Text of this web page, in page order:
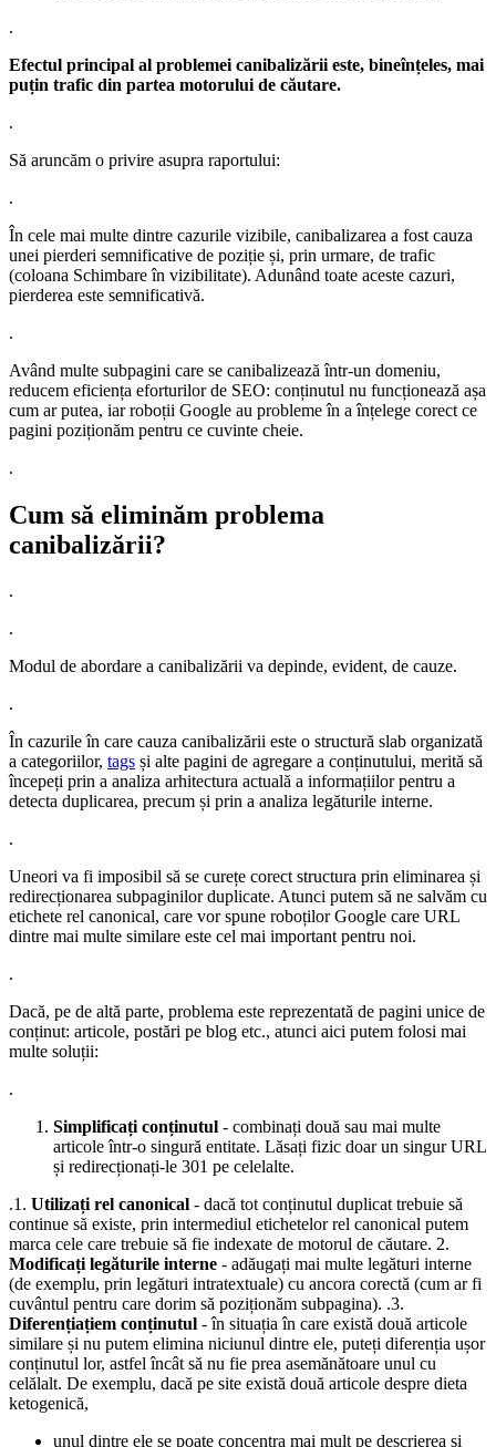
.
Efectul principal al problemei canibalizării este, bineînțeles, mai
puțin trafic din partea motorului de căutare.
.
Să aruncăm o privire asupra raportului:
.
În cele mai multe dintre cazurile vizibile, canibalizarea a fost cauza
unei pierderi semnificative de poziție și, prin urmare, de trafic
(coloana Schimbare în vizibilitate). Adunând toate aceste cazuri,
pierderea este semnificativă.
.
Având multe subpagini care se canibalizează într-un domeniu,
reducem eficiența eforturilor de SEO: conținutul nu funcționează așa
cum ar putea, iar roboții Google au probleme în a înțelege corect ce
pagini poziționăm pentru ce cuvinte cheie.
.
Cum să eliminăm problema
canibalizării?
.
.
Modul de abordare a canibalizării va depinde, evident, de cauze.
.
În cazurile în care cauza canibalizării este o structură slab organizată
a categoriilor, tags și alte pagini de agregare a conținutului, merită să
începeți prin a analiza arhitectura actuală a informațiilor pentru a
detecta duplicarea, precum și prin a analiza legăturile interne.
.
Uneori va fi imposibil să se curețe corect structura prin eliminarea și
redirecționarea subpaginilor duplicate. Atunci putem să ne salvăm cu
etichete rel canonical, care vor spune roboților Google care URL
dintre mai multe similare este cel mai important pentru noi.
.
Dacă, pe de altă parte, problema este reprezentată de pagini unice de
conținut: articole, postări pe blog etc., atunci aici putem folosi mai
multe soluții:
.
Simplificați conținutul - combinați două sau mai multe
articole într-o singură entitate. Lăsați fizic doar un singur URL
și redirecționați-le 301 pe celelalte.
.1. Utilizați rel canonical - dacă tot conținutul duplicat trebuie să
continue să existe, prin intermediul etichetelor rel canonical putem
marca cele care trebuie să fie indexate de motorul de căutare. 2.
Modificați legăturile interne - adăugați mai multe legături interne
(de exemplu, prin legături intratextuale) cu ancora corectă (cum ar fi
cuvântul pentru care dorim să poziționăm subpagina). .3.
Diferențiațiem conținutul - în situația în care există două articole
similare și nu putem elimina niciunul dintre ele, puteți diferenția ușor
conținutul lor, astfel încât să nu fie prea asemănătoare unul cu
celălalt. De exemplu, dacă pe site există două articole despre dieta
ketogenică,
unul dintre ele se poate concentra mai mult pe descrierea și